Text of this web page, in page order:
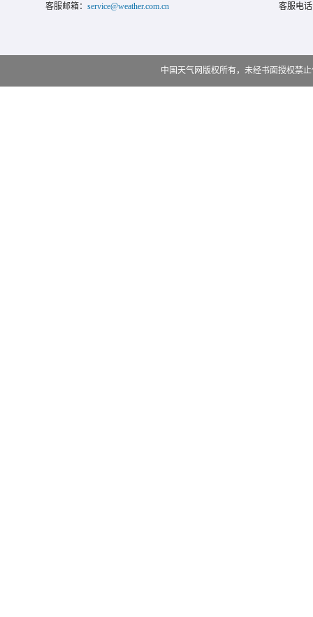
客服邮箱： service@weather.com.cn 客服电
中国天气网版权所有，未经书面授权